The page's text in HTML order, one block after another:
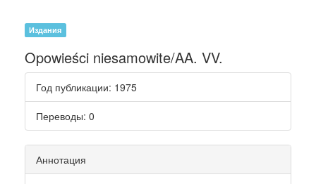
Издания
Opowieści niesamowite/AA. VV.
Год публикации: 1975
Переводы: 0
Аннотация